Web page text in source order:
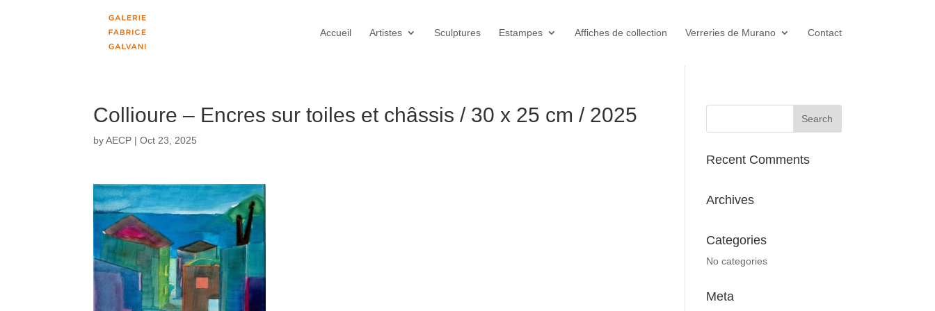
Accueil Artistes Sculptures Estampes Affiches de collection Verreries de Murano Contact
Collioure – Encres sur toiles et châssis / 30 x 25 cm / 2025
byAECP |Oct 23, 2025
Recent Comments
Archives
Categories
No categories
Meta